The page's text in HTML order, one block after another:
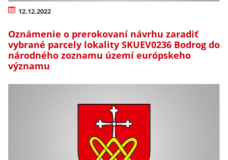
12.12.2022
Oznámenie o prerokovaní návrhu zaradiť
vybrané parcely lokality SKUEV0236 Bodrog do
národného zoznamu území európskeho
významu